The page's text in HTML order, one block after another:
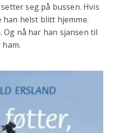
seg på bussen. Hvis
helst blitt hjemme.
Og nå har han sjansen til